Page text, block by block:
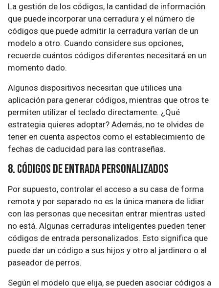
La gestión de los códigos, la cantidad de información
que puede incorporar una cerradura y el número de
códigos que puede admitir la cerradura varían de un
modelo a otro. Cuando considere sus opciones,
recuerde cuántos códigos diferentes necesitará en un
momento dado.
Algunos dispositivos necesitan que utilices una
aplicación para generar códigos, mientras que otros te
permiten utilizar el teclado directamente. ¿Qué
estrategia quieres adoptar? Además, no te olvides de
tener en cuenta aspectos como el establecimiento de
fechas de caducidad para las contraseñas.
8. Códigos de entrada personalizados
Por supuesto, controlar el acceso a su casa de forma
remota y por separado no es la única manera de lidiar
con las personas que necesitan entrar mientras usted
no está. Algunas cerraduras inteligentes pueden tener
códigos de entrada personalizados. Esto significa que
puede dar un código a sus hijos y otro al jardinero o al
paseador de perros.
Según el modelo que elija, se pueden asociar códigos a